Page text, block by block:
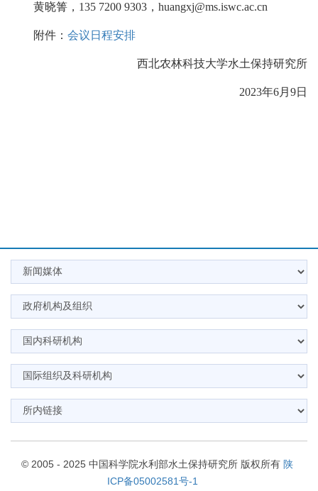
黄晓箐，135 7200 9303，huangxj@ms.iswc.ac.cn
附件： 会议日程安排
西北农林科技大学水土保持研究所
2023年6月9日
© 2005 - 2025 中国科学院水利部水土保持研究所 版权所有 陕
ICP备05002581号-1